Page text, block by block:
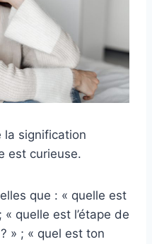
la signification
est curieuse.
que : « quelle est
quelle est l’étape de
» ; « quel est ton